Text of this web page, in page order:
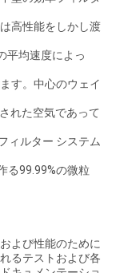
高性能をしかし渡
平均速度によっ
す。中心のウェイ
れた空気であって
ィルター システム
る99.99%の微粒
よび性能のために
るテストおよび各